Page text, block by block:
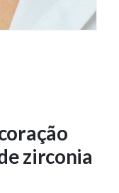
zirconia